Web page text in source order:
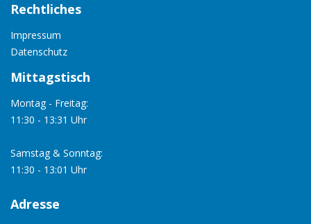
Rechtliches
Impressum
Datenschutz
Mittagstisch
Montag - Freitag:
11:30 - 13:31 Uhr
Samstag & Sonntag:
11:30 - 13:01 Uhr
Adresse